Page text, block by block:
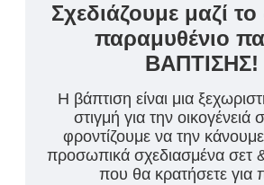
Σχεδιάζουμε μαζί
παραμυθένιο
ΒΑΠΤΙΣΗΣ!
Η βάπτιση είναι μια
στιγμή για την οικογένειά
φροντίζουμε να την
προσωπικά σχεδιασμένα σετ
που θα κρατήσετε για